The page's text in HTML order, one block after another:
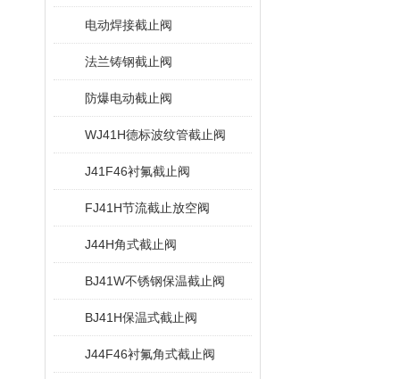
电动焊接截止阀
法兰铸钢截止阀
防爆电动截止阀
WJ41H德标波纹管截止阀
J41F46衬氟截止阀
FJ41H节流截止放空阀
J44H角式截止阀
BJ41W不锈钢保温截止阀
BJ41H保温式截止阀
J44F46衬氟角式截止阀